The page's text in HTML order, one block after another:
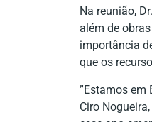
Na reunião,
além de
importância
que os
”Estamos em
Ciro